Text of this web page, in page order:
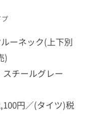
プ
ーネック(上下別
)
チールグレー
円／(タイツ)税